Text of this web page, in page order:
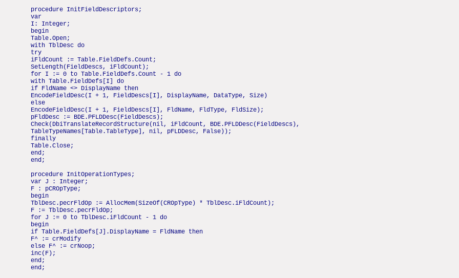
procedure InitFieldDescriptors;
var
I: Integer;
begin
Table.Open;
with TblDesc do
try
iFldCount := Table.FieldDefs.Count;
SetLength(FieldDescs, iFldCount);
for I := 0 to Table.FieldDefs.Count - 1 do
with Table.FieldDefs[I] do
if FldName <> DisplayName then
EncodeFieldDesc(I + 1, FieldDescs[I], DisplayName, DataType, Size)
else
EncodeFieldDesc(I + 1, FieldDescs[I], FldName, FldType, FldSize);
pFldDesc := BDE.PFLDDesc(FieldDescs);
Check(DbiTranslateRecordStructure(nil, iFldCount, BDE.PFLDDesc(FieldDescs),
TableTypeNames[Table.TableType], nil, pFLDDesc, False));
finally
Table.Close;
end;
end;
procedure InitOperationTypes;
var J : Integer;
F : pCROpType;
begin
TblDesc.pecrFldOp := AllocMem(SizeOf(CROpType) * TblDesc.iFldCount);
F := TblDesc.pecrFldOp;
for J := 0 to TblDesc.iFldCount - 1 do
begin
if Table.FieldDefs[J].DisplayName = FldName then
F^ := crModify
else F^ := crNoop;
inc(F);
end;
end;